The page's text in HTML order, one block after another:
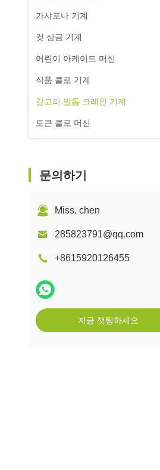
가샤포나 기계
컷 상금 기계
어린이 아케이드 머신
식품 클로 기계
갈고리 발톱 크레인 기계
토큰 클로 머신
문의하기
Miss. chen
285823791@qq.com
+8615920126455
지금 챗팅하세요